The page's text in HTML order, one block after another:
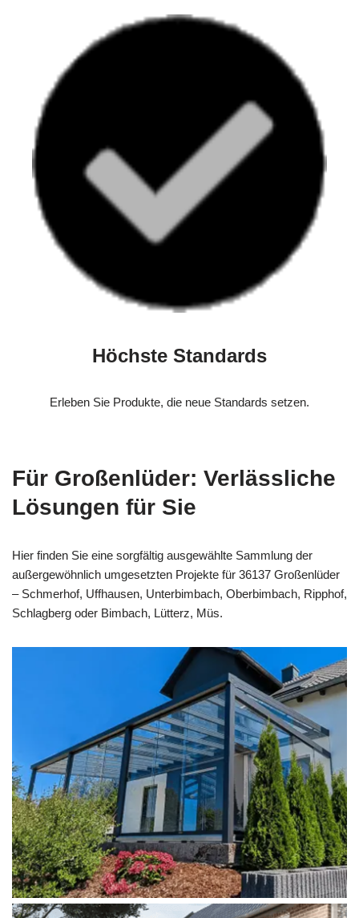
Höchste Standards
Erleben Sie Produkte, die neue Standards setzen.
Für Großenlüder: Verlässliche
Lösungen für Sie
Hier finden Sie eine sorgfältig ausgewählte Sammlung der
außergewöhnlich umgesetzten Projekte für 36137 Großenlüder
– Schmerhof, Uffhausen, Unterbimbach, Oberbimbach, Ripphof,
Schlagberg oder Bimbach, Lütterz, Müs.